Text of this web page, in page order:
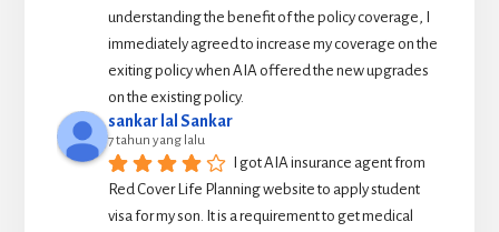
understanding the benefit of the policy coverage, I
immediately agreed to increase my coverage on the
exiting policy when AIA offered the new upgrades
on the existing policy.
sankar lal Sankar
7 tahun yang lalu
I got AIA insurance agent from
Red Cover Life Planning website to apply student
visa for my son. It is a requirement to get medical